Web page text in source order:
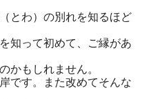
とわ）の別れを知るほど
知って初めて、ご縁があ
かもしれません。
です。また改めてそんな